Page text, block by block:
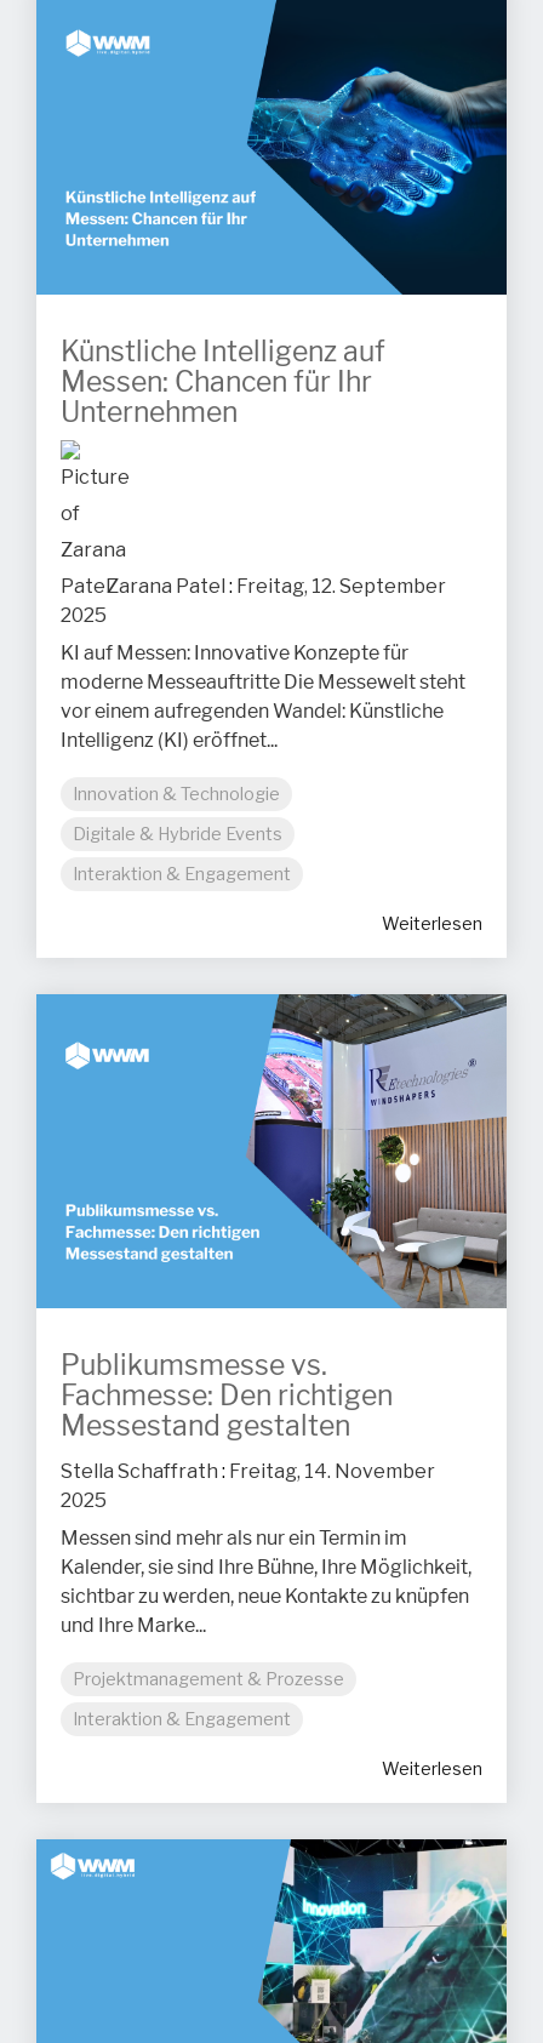
Künstliche Intelligenz auf
Messen: Chancen für Ihr
Unternehmen
Zarana Patel : Freitag, 12. September
2025
KI auf Messen: Innovative Konzepte für
moderne Messeauftritte Die Messewelt steht
vor einem aufregenden Wandel: Künstliche
Intelligenz (KI) eröffnet...
Innovation & Technologie
Digitale & Hybride Events
Interaktion & Engagement
Weiterlesen
Publikumsmesse vs.
Fachmesse: Den richtigen
Messestand gestalten
Stella Schaffrath : Freitag, 14. November
2025
Messen sind mehr als nur ein Termin im
Kalender, sie sind Ihre Bühne, Ihre Möglichkeit,
sichtbar zu werden, neue Kontakte zu knüpfen
und Ihre Marke...
Projektmanagement & Prozesse
Interaktion & Engagement
Weiterlesen